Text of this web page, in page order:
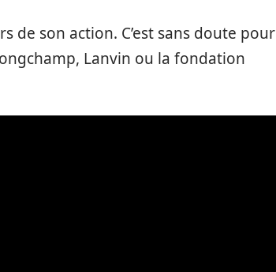
de son action. C’est sans doute pour
Lanvin ou la fondation